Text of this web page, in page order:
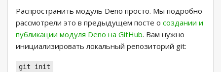
Распространить модуль Deno просто. Мы подробно
рассмотрели это в предыдущем посте о создании и
публикации модуля Deno на GitHub. Вам нужно
инициализировать локальный репозиторий git:
git init